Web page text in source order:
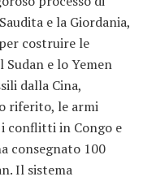
e la Giordania,
costruire le
e lo Yemen
dalla Cina,
riferito, le armi
conflitti in Congo e
consegnato 100
Il sistema